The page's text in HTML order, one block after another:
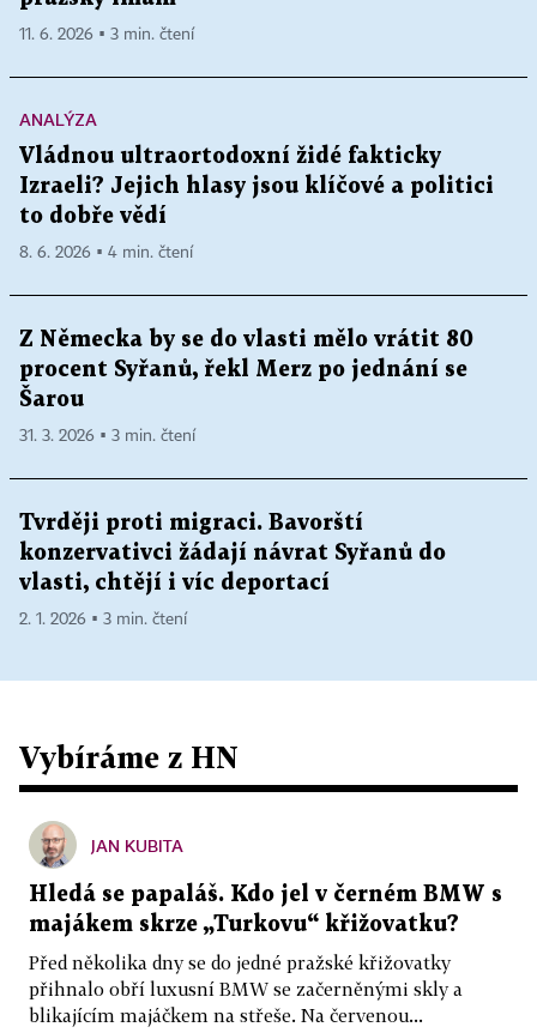
11. 6. 2026 ▪ 3 min. čtení
ANALÝZA
Vládnou ultraortodoxní židé fakticky
Izraeli? Jejich hlasy jsou klíčové a politici
to dobře vědí
8. 6. 2026 ▪ 4 min. čtení
Z Německa by se do vlasti mělo vrátit 80
procent Syřanů, řekl Merz po jednání se
Šarou
31. 3. 2026 ▪ 3 min. čtení
Tvrději proti migraci. Bavorští
konzervativci žádají návrat Syřanů do
vlasti, chtějí i víc deportací
2. 1. 2026 ▪ 3 min. čtení
Vybíráme z HN
JAN KUBITA
Hledá se papaláš. Kdo jel v černém BMW s
majákem skrze „Turkovu“ křižovatku?
Před několika dny se do jedné pražské křižovatky
přihnalo obří luxusní BMW se začerněnými skly a
blikajícím majáčkem na střeše. Na červenou...